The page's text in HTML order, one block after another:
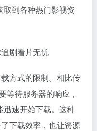
取到各种热门影视资
方式的限制。相比传
等待服务器的响应，
迅速开始下载。这种
下载效率，也让资源